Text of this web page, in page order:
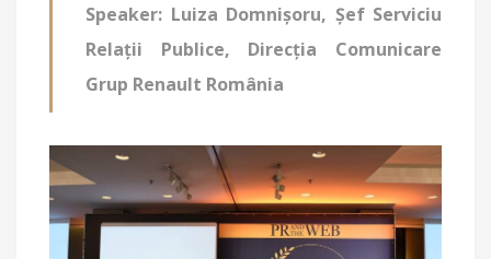
Speaker: Luiza Domnișoru, Șef Serviciu
Relații Publice, Direcția Comunicare
Grup Renault România